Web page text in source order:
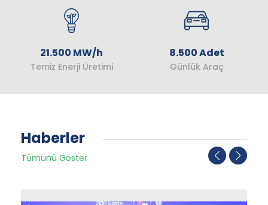
21.500 MW/h
Temiz Enerji Üretimi
8.500 Adet
Günlük Araç
Haberler
Tümünü Göster